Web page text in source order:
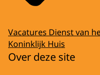
Vacatures Dienst van
Koninklijk Huis
Over deze site